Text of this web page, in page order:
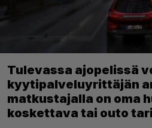
Tulevassa ajopelissä
kyytipalveluyrittäjän
matkustajalla on oma
koskettava tai outo